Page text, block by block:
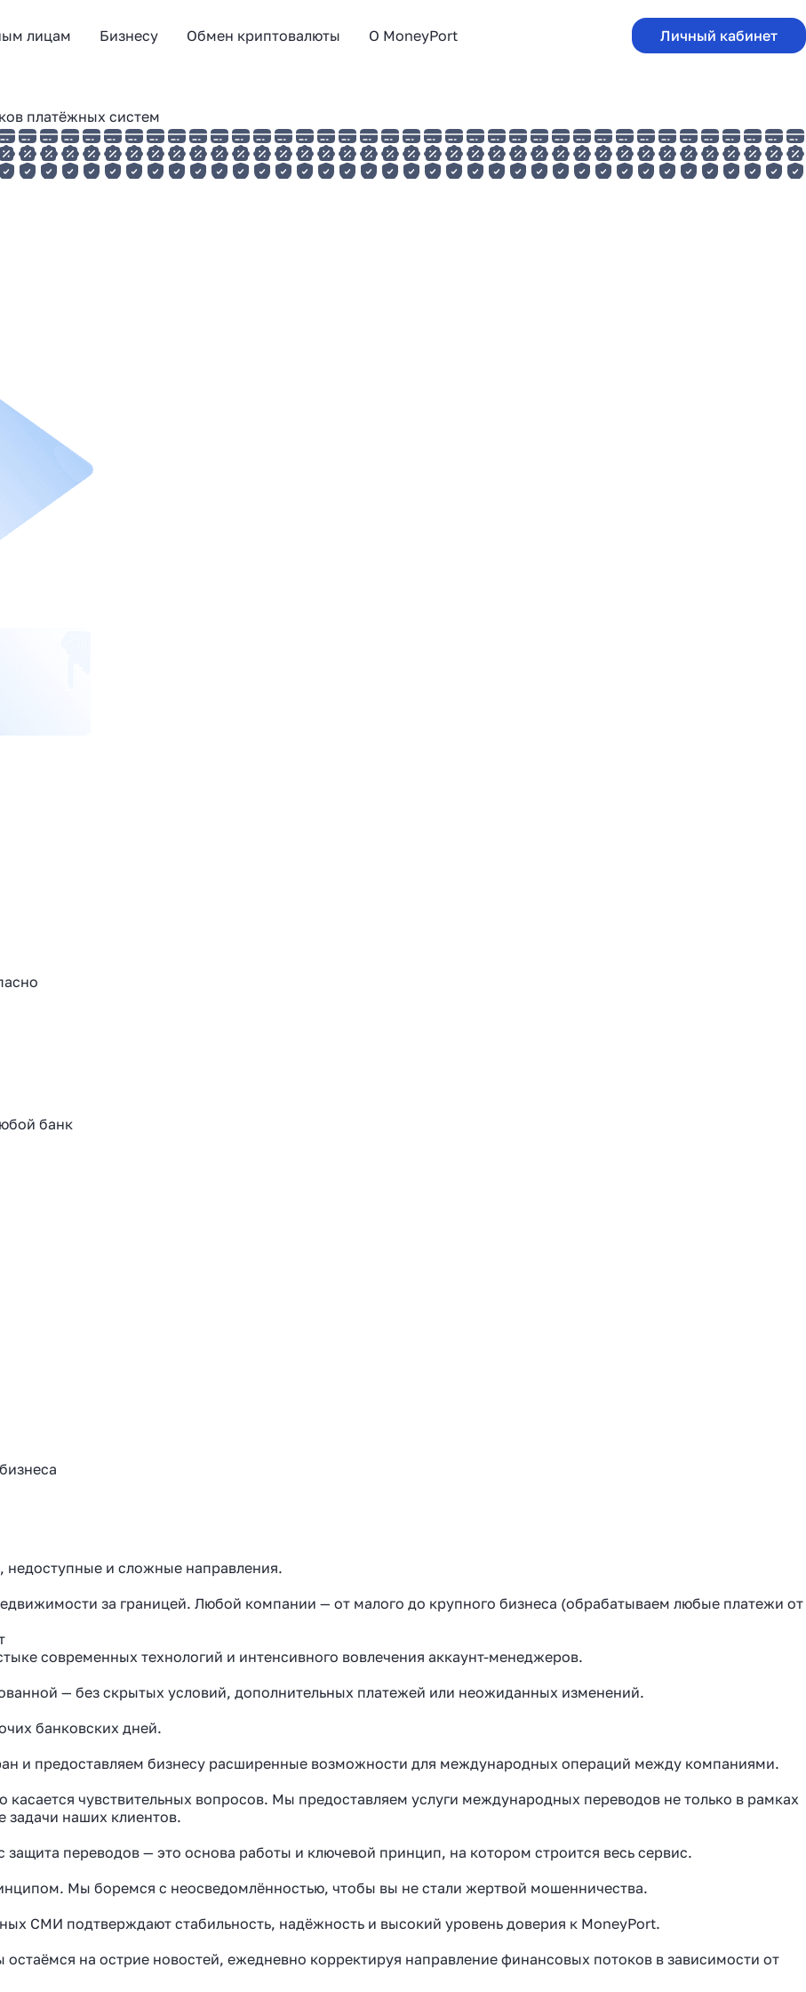
Личный кабинет
лицам Бизнесу Обмен криптовалюты О MoneyPort
платёжных систем
банк
и сложные направления.
за границей. Любой компании — от малого до крупного бизнеса (обрабатываем любые платежи от
современных технологий и интенсивного вовлечения аккаунт-менеджеров.
— без скрытых условий, дополнительных платежей или неожиданных изменений.
банковских дней.
и предоставляем бизнесу расширенные возможности для международных операций между компаниями.
чувствительных вопросов. Мы предоставляем услуги международных переводов не только в рамках
задачи наших клиентов.
переводов — это основа работы и ключевой принцип, на котором строится весь сервис.
Мы боремся с неосведомлённостью, чтобы вы не стали жертвой мошенничества.
СМИ подтверждают стабильность, надёжность и высокий уровень доверия к MoneyPort.
на острие новостей, ежедневно корректируя направление финансовых потоков в зависимости от
деньги
часа вместо 120
почему банки уступили
платёжным агентам